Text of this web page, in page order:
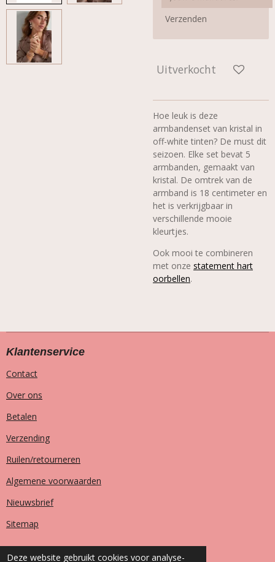
Deze website gebruikt cookies voor analyse-
Verzenden
Uitverkocht
Hoe leuk is deze
armbandenset van kristal in
off-white tinten? De must dit
seizoen. Elke set bevat 5
armbanden, gemaakt van
kristal. De omtrek van de
armband is 18 centimeter en
het is verkrijgbaar in
verschillende mooie
kleurtjes.
Ook mooi te combineren
met onze statement hart
oorbellen.
Klantenservice
Contact
Over ons
Betalen
Verzending
Ruilen/retourneren
Algemene voorwaarden
Nieuwsbrief
Sitemap